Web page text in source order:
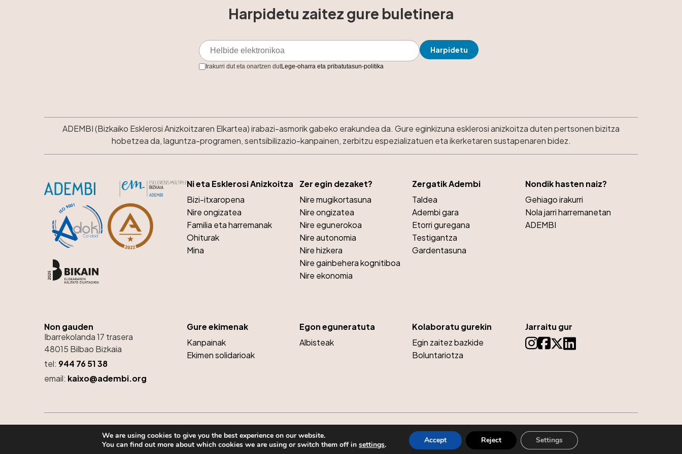
Harpidetu zaitez gure buletinera
Irakurri dut eta onartzen dutLege-oharra eta pribatutasun-politika
ADEMBI (Bizkaiko Esklerosi Anizkoitzaren Elkartea) irabazi-asmorik gabeko erakundea da. Gure eginkizuna esklerosi anizkoitza duten pertsonen bizitza
hobetzea da, laguntza-programen, sentsibilizazio-kanpainen, zerbitzu espezializatuen eta ikerketaren sustapenaren bidez.
Ni eta Esklerosi Anizkoitza
Bizi-itxaropena
Nire ongizatea
Familia eta harremanak
Ohiturak
Mina
Zer egin dezaket?
Nire mugikortasuna
Nire ongizatea
Nire egunerokoa
Nire autonomia
Nire hizkera
Nire gainbehera kognitiboa
Nire ekonomia
Zergatik Adembi
Taldea
Adembi gara
Etorri guregana
Testigantza
Gardentasuna
Nondik hasten naiz?
Gehiago irakurri
Nola jarri harremanetan
ADEMBI
Non gauden
Ibarrekolanda 17 trasera
48015 Bilbao Bizkaia
tel: 944 76 51 38
email: kaixo@adembi.org
Gure ekimenak
Kanpainak
Ekimen solidarioak
Egon eguneratuta
Albisteak
Kolaboratu gurekin
Egin zaitez bazkide
Boluntariotza
Jarraitu gur
Lege Oharra eta Pribatutasun Politika
We are using cookies to give you the best experience on our website.
You can find out more about which cookies we are using or switch them off insettings. Accept Reject Settings